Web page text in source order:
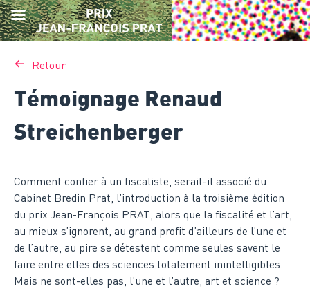
Retour
Témoignage Renaud
Streichenberger
Comment confier à un fiscaliste, serait-il associé du
Cabinet Bredin Prat, l’introduction à la troisième édition
du prix Jean-François PRAT, alors que la fiscalité et l’art,
au mieux s’ignorent, au grand profit d’ailleurs de l’une et
de l’autre, au pire se détestent comme seules savent le
faire entre elles des sciences totalement inintelligibles.
Mais ne sont-elles pas, l’une et l’autre, art et science ?